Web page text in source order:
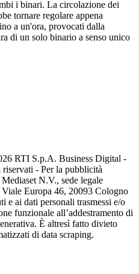
i binari. La circolazione dei
tornare regolare appena
a un'ora, provocati dalla
di un solo binario a senso unico
RTI S.p.A. Business Digital -
- Per la pubblicità
N.V., sede legale
Europa 46, 20093 Cologno
e ai dati personali trasmessi e/o
funzionale all’addestramento di
È altresì fatto divieto
di data scraping.